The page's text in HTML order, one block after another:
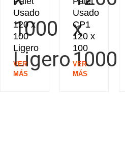
Usado
120 x
100
Ligero
VER
MÁS
Usado
CP1
120 x
100
VER
MÁS